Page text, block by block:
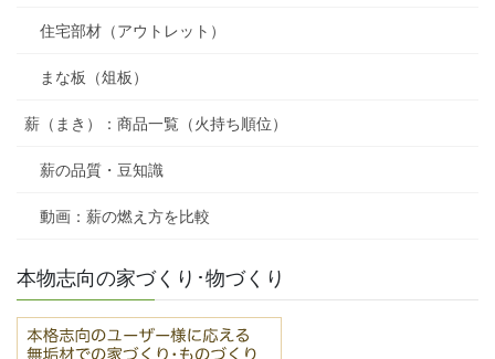
住宅部材（アウトレット）
まな板（俎板）
薪（まき）：商品一覧（火持ち順位）
薪の品質・豆知識
動画：薪の燃え方を比較
本物志向の家づくり･物づくり